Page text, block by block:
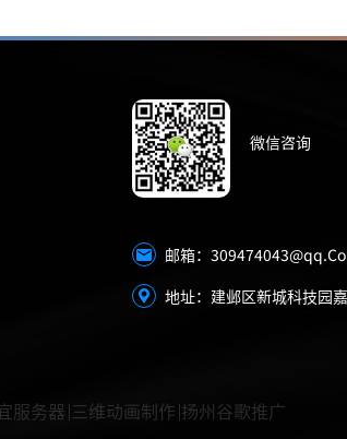
微信咨询
邮箱：
地址：建邺区新城科技园
服务器 三维动画制作 扬州谷歌推广